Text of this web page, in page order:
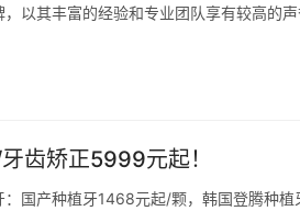
以其丰富的经验和专业团队享有较高的
齿矫正5999元起！
国产种植牙1468元起/颗，韩国登腾种植